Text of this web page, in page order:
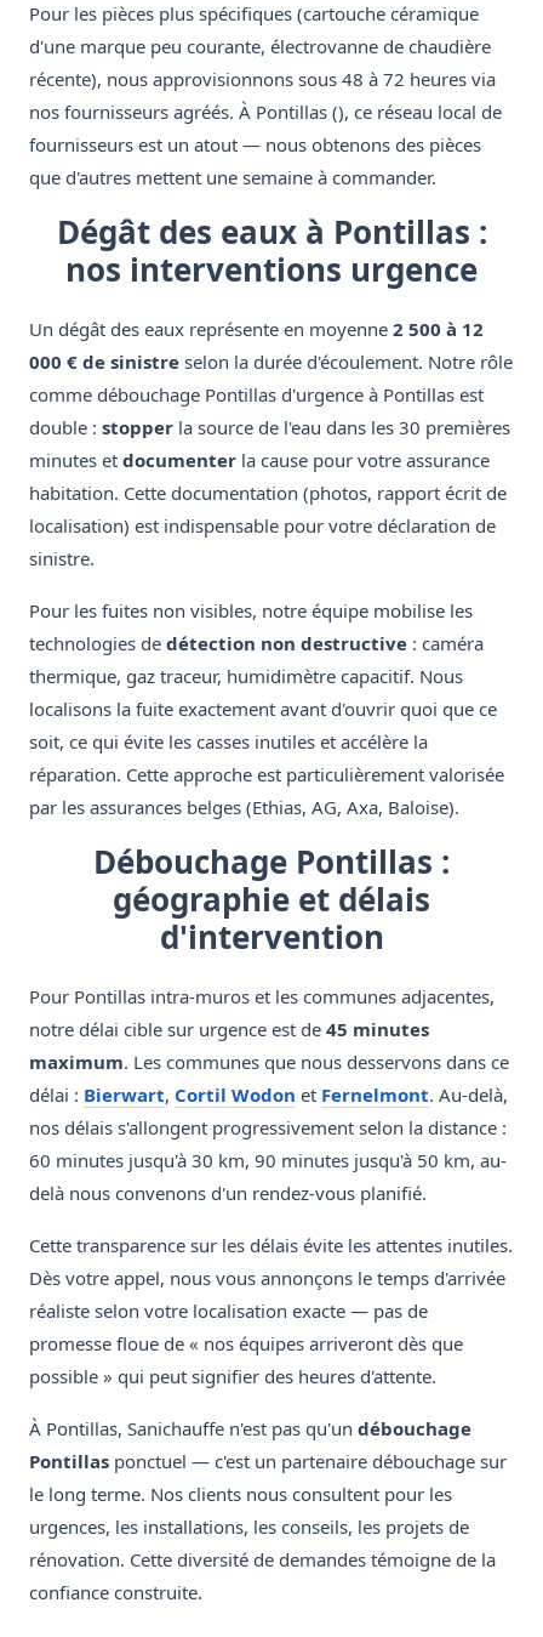
Pour les pièces plus spécifiques (cartouche céramique
d'une marque peu courante, électrovanne de chaudière
récente), nous approvisionnons sous 48 à 72 heures via
nos fournisseurs agréés. À Pontillas (), ce réseau local de
fournisseurs est un atout — nous obtenons des pièces
que d'autres mettent une semaine à commander.
Dégât des eaux à Pontillas :
nos interventions urgence
Un dégât des eaux représente en moyenne 2 500 à 12
000 € de sinistre selon la durée d'écoulement. Notre rôle
comme débouchage Pontillas d'urgence à Pontillas est
double : stopper la source de l'eau dans les 30 premières
minutes et documenter la cause pour votre assurance
habitation. Cette documentation (photos, rapport écrit de
localisation) est indispensable pour votre déclaration de
sinistre.
Pour les fuites non visibles, notre équipe mobilise les
technologies de détection non destructive : caméra
thermique, gaz traceur, humidimètre capacitif. Nous
localisons la fuite exactement avant d'ouvrir quoi que ce
soit, ce qui évite les casses inutiles et accélère la
réparation. Cette approche est particulièrement valorisée
par les assurances belges (Ethias, AG, Axa, Baloise).
Débouchage Pontillas :
géographie et délais
d'intervention
Pour Pontillas intra-muros et les communes adjacentes,
notre délai cible sur urgence est de 45 minutes
maximum. Les communes que nous desservons dans ce
délai : Bierwart, Cortil Wodon et Fernelmont. Au-delà,
nos délais s'allongent progressivement selon la distance :
60 minutes jusqu'à 30 km, 90 minutes jusqu'à 50 km, au-
delà nous convenons d'un rendez-vous planifié.
Cette transparence sur les délais évite les attentes inutiles.
Dès votre appel, nous vous annonçons le temps d'arrivée
réaliste selon votre localisation exacte — pas de
promesse floue de « nos équipes arriveront dès que
possible » qui peut signifier des heures d'attente.
À Pontillas, Sanichauffe n'est pas qu'un débouchage
Pontillas ponctuel — c'est un partenaire débouchage sur
le long terme. Nos clients nous consultent pour les
urgences, les installations, les conseils, les projets de
rénovation. Cette diversité de demandes témoigne de la
confiance construite.